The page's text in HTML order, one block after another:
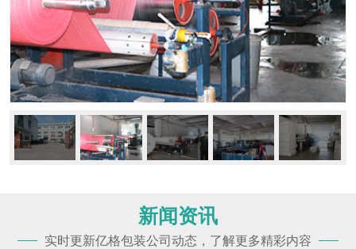
新闻资讯
实时更新亿格包装公司动态，了解更多精彩内容